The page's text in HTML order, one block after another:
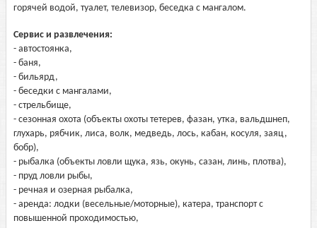
горячей водой, туалет, телевизор, беседка с мангалом.
Сервис и развлечения:
- автостоянка,
- баня,
- бильярд,
- беседки с мангалами,
- стрельбище,
- сезонная охота (объекты охоты тетерев, фазан, утка, вальдшнеп,
глухарь, рябчик, лиса, волк, медведь, лось, кабан, косуля, заяц,
бобр),
- рыбалка (объекты ловли щука, язь, окунь, сазан, линь, плотва),
- пруд ловли рыбы,
- речная и озерная рыбалка,
- аренда: лодки (весельные/моторные), катера, транспорт с
повышенной проходимостью,